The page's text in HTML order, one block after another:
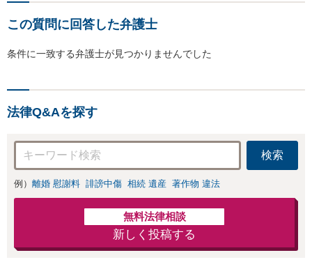
この質問に回答した弁護士
条件に一致する弁護士が見つかりませんでした
法律Q&Aを探す
検索
例） 離婚 慰謝料 誹謗中傷 相続 遺産 著作物 違法
無料法律相談
新しく投稿する